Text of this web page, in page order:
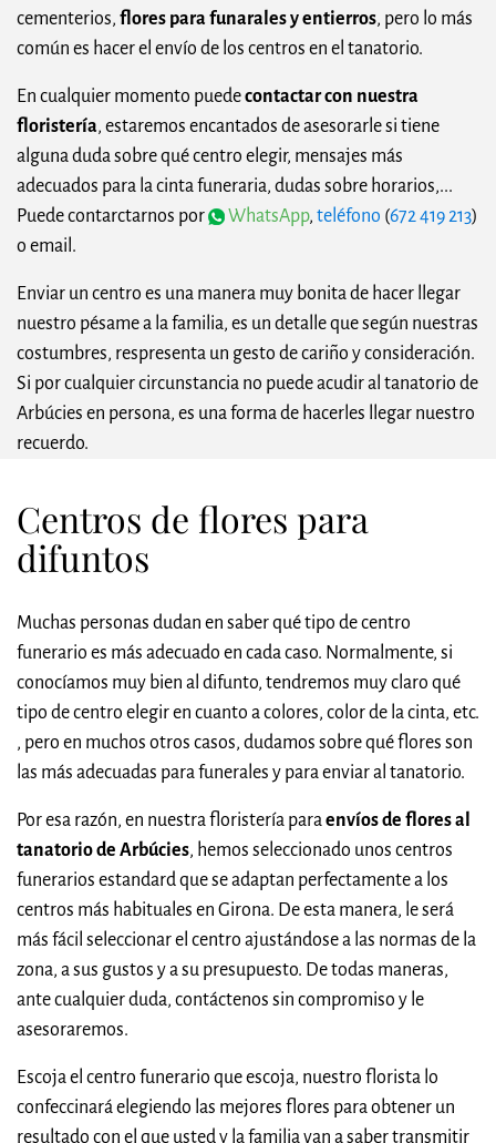
cementerios, flores para funarales y entierros, pero lo más
común es hacer el envío de los centros en el tanatorio.
En cualquier momento puedecontactar con nuestra
floristería, estaremos encantados de asesorarle si tiene
alguna duda sobre qué centro elegir, mensajes más
adecuados para la cinta funeraria, dudas sobre horarios,...
Puede contarctarnos por
WhatsApp, teléfono (672 419 213)
o email.
Enviar un centro es una manera muy bonita de hacer llegar
nuestro pésame a la familia, es un detalle que según nuestras
costumbres, respresenta un gesto de cariño y consideración.
Si por cualquier circunstancia no puede acudir al tanatorio de
Arbúcies en persona, es una forma de hacerles llegar nuestro
recuerdo.
Centros de flores para
difuntos
Muchas personas dudan en saber qué tipo de centro
funerario es más adecuado en cada caso. Normalmente, si
conocíamos muy bien al difunto, tendremos muy claro qué
tipo de centro elegir en cuanto a colores, color de la cinta, etc.
, pero en muchos otros casos, dudamos sobre qué flores son
las más adecuadas para funerales y para enviar al tanatorio.
Por esa razón, en nuestra floristería paraenvíos de flores al
tanatorio de Arbúcies, hemos seleccionado unos centros
funerarios estandard que se adaptan perfectamente a los
centros más habituales en Girona. De esta manera, le será
más fácil seleccionar el centro ajustándose a las normas de la
zona, a sus gustos y a su presupuesto. De todas maneras,
ante cualquier duda, contáctenos sin compromiso y le
asesoraremos.
Escoja el centro funerario que escoja, nuestro florista lo
confeccinará elegiendo las mejores flores para obtener un
resultado con el que usted y la familia van a saber transmitir